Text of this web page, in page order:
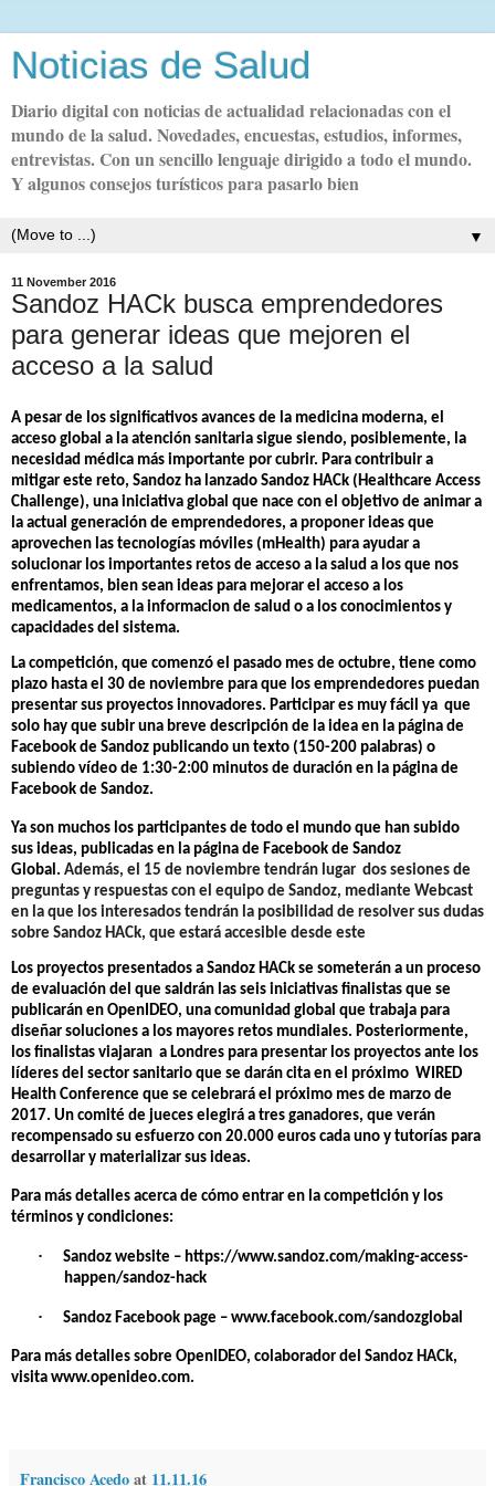
Noticias de Salud
Diario digital con noticias de actualidad relacionadas con el
mundo de la salud. Novedades, encuestas, estudios, informes,
entrevistas. Con un sencillo lenguaje dirigido a todo el mundo.
Y algunos consejos turísticos para pasarlo bien
▼
11 November 2016
Sandoz HACk busca emprendedores
para generar ideas que mejoren el
acceso a la salud
A pesar de los significativos avances de la medicina moderna, el
acceso global a la atención sanitaria sigue siendo, posiblemente, la
necesidad médica más importante por cubrir. Para contribuir a
mitigar este reto, Sandoz ha lanzado Sandoz HACk (Healthcare Access
Challenge), una iniciativa global que nace con el objetivo de animar a
la actual generación de emprendedores, a proponer ideas que
aprovechen las tecnologías móviles (mHealth) para ayudar a
solucionar los importantes retos de acceso a la salud a los que nos
enfrentamos, bien sean ideas para mejorar el acceso a los
medicamentos, a la informacion de salud o a los conocimientos y
capacidades del sistema.
La competición, que comenzó el pasado mes de octubre, tiene como
plazo hasta el 30 de noviembre para que los emprendedores puedan
presentar sus proyectos innovadores. Participar es muy fácil ya que
solo hay que subir una breve descripción de la idea en la página de
Facebook de Sandoz publicando un texto (150-200 palabras) o
subiendo vídeo de 1:30-2:00 minutos de duración en la página de
Facebook de Sandoz.
Ya son muchos los participantes de todo el mundo que han subido
sus ideas, publicadas en la página de Facebook de Sandoz
Global. Además, el 15 de noviembre tendrán lugar dos sesiones de
preguntas y respuestas con el equipo de Sandoz, mediante Webcast
en la que los interesados tendrán la posibilidad de resolver sus dudas
sobre Sandoz HACk, que estará accesible desde este
Los proyectos presentados a Sandoz HACk se someterán a un proceso
de evaluación del que saldrán las seis iniciativas finalistas que se
publicarán en OpenIDEO, una comunidad global que trabaja para
diseñar soluciones a los mayores retos mundiales. Posteriormente,
los finalistas viajaran a Londres para presentar los proyectos ante los
líderes del sector sanitario que se darán cita en el próximo WIRED
Health Conference que se celebrará el próximo mes de marzo de
2017. Un comité de jueces elegirá a tres ganadores, que verán
recompensado su esfuerzo con 20.000 euros cada uno y tutorías para
desarrollar y materializar sus ideas.
Para más detalles acerca de cómo entrar en la competición y los
términos y condiciones:
· Sandoz website – https://www.sandoz.com/making-access-
happen/sandoz-hack
· Sandoz Facebook page – www.facebook.com/sandozglobal
Para más detalles sobre OpenIDEO, colaborador del Sandoz HACk,
visita www.openideo.com.
Francisco Acedoat 11.11.16